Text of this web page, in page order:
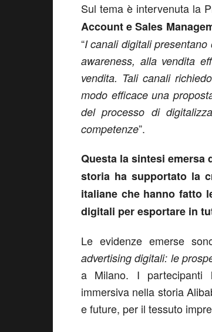
Sul tema è intervenuta la
Account e Sales
“I canali digitali
awareness, alla vendita
vendita. Tali canali
modo efficace una
del processo di
competenze”.
Questa la sintesi emersa
storia ha supportato la
italiane che hanno fatto
digitali per esportare in
Le evidenze emerse
advertising digitali: le
a Milano. I partecipanti
immersiva nella storia
e future, per il tessuto